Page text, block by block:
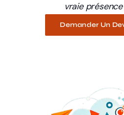
vraie
Demander Un